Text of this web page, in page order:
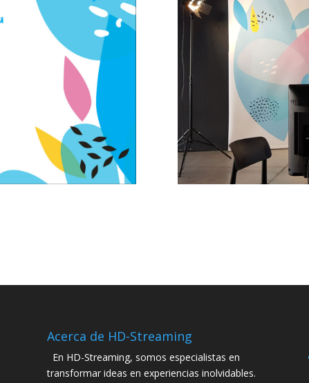
Acerca de HD-Streaming
En HD-Streaming, somos especialistas en
transformar ideas en experiencias inolvidables.